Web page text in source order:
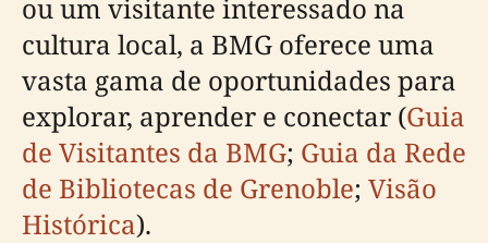
ou um visitante interessado na
cultura local, a BMG oferece uma
vasta gama de oportunidades para
explorar, aprender e conectar (Guia
de Visitantes da BMG; Guia da Rede
de Bibliotecas de Grenoble; Visão
Histórica).